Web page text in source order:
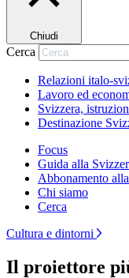
Chiudi
Cerca
Relazioni italo-
Lavoro ed
Svizzera,
Destinazione
Focus
Guida alla
Abbonamento
Chi siamo
Cerca
Cultura e dintorni
Il proiettore